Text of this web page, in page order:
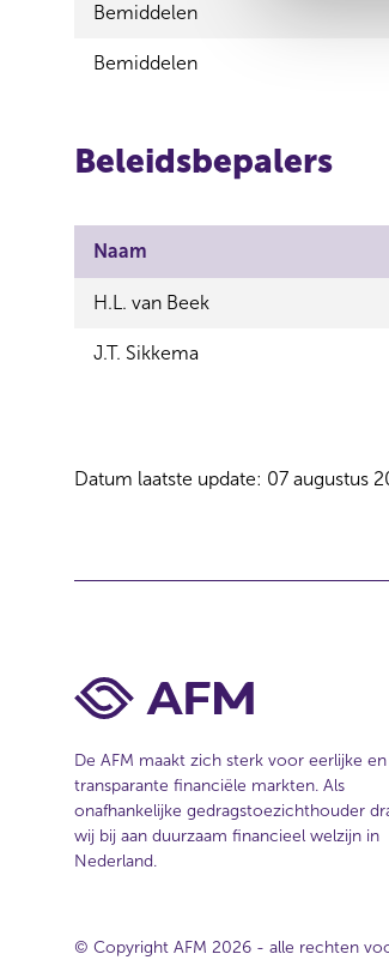
e
e
Bemiddelen
Bemiddelen
Beleidsbepalers
Naam
H.L. van Beek
J.T. Sikkema
Datum laatste update: 07 augustus
De AFM maakt zich sterk voor eerlijke en
transparante financiële markten. Als
onafhankelijke gedragstoezichthouder
wij bij aan duurzaam financieel welzijn in
Nederland.
© Copyright AFM 2026 - alle rechten